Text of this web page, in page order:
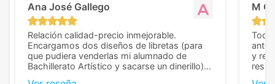
Ana José Gallego
Relación calidad-precio inmejorable.
Encargamos dos diseños de libretas (para
que pudiera venderlas mi alumnado de
Bachillerato Artístico y sacarse un dinerillo) y
M C
Todo
y